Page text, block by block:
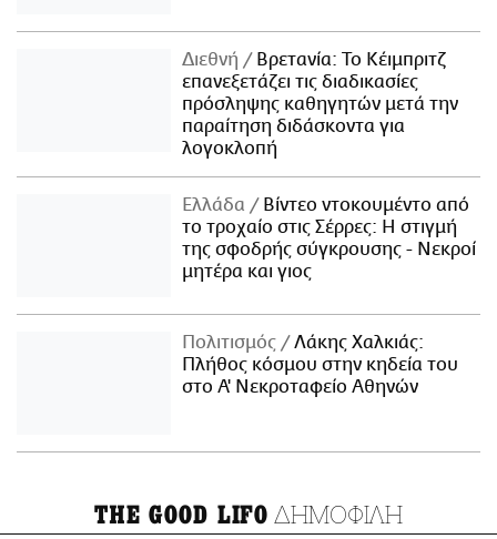
Διεθνή
Βρετανία: Το Κέιμπριτζ
επανεξετάζει τις διαδικασίες
πρόσληψης καθηγητών μετά την
παραίτηση διδάσκοντα για
λογοκλοπή
Ελλάδα
Βίντεο ντοκουμέντο από
το τροχαίο στις Σέρρες: Η στιγμή
της σφοδρής σύγκρουσης - Νεκροί
μητέρα και γιος
Πολιτισμός
Λάκης Χαλκιάς:
Πλήθος κόσμου στην κηδεία του
στο Α' Νεκροταφείο Αθηνών
THE GOOD LIFO ΔΗΜΟΦΙΛΗ